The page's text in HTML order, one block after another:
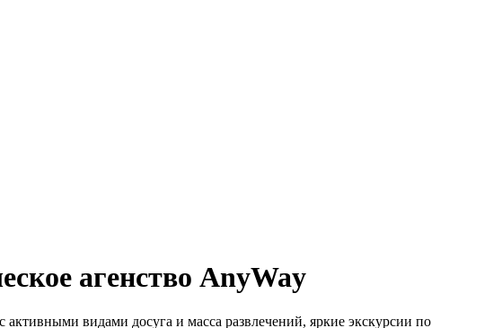
агенство AnyWay
видами досуга и масса развлечений, яркие экскурсии по